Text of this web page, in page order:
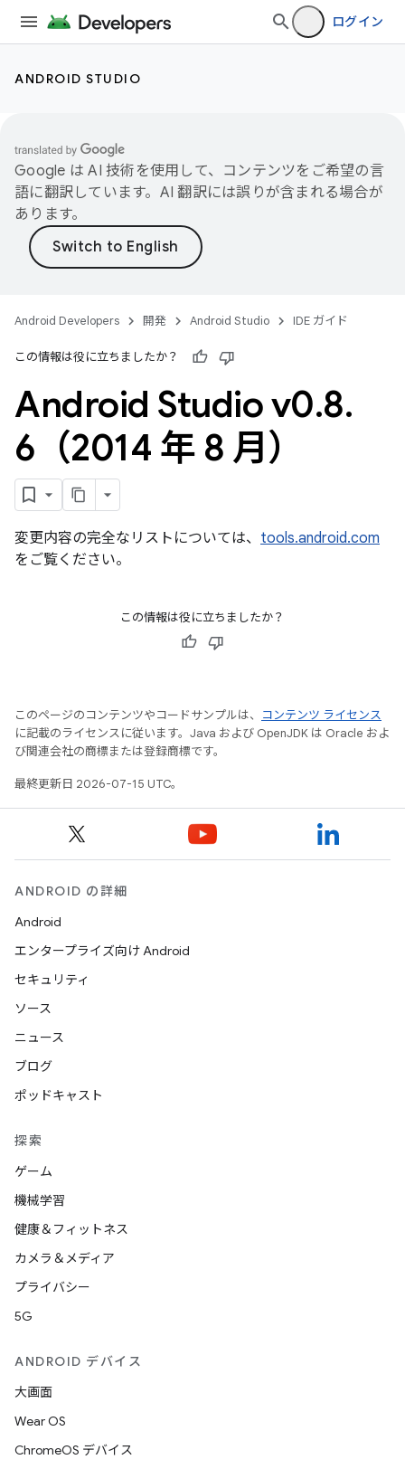
ログイン
ANDROID STUDIO
Google は AI 技術を使用して、コンテンツをご希望の言
語に翻訳しています。AI 翻訳には誤りが含まれる場合が
あります。
Android Developers 開発 Android Studio IDE ガイド
この情報は役に立ちましたか？
Android Studio v0.8.
6（2014 年 8 月）
変更内容の完全なリストについては、 tools.android.com
をご覧ください。
この情報は役に立ちましたか？
このページのコンテンツやコードサンプルは、
コンテンツ ライセンス
に記載のライセンスに従います。Java および OpenJDK は Oracle およ
び関連会社の商標または登録商標です。
最終更新日 2026-07-15 UTC。
ANDROID の詳細
Android
エンタープライズ向け Android
セキュリティ
ソース
ニュース
ブログ
ポッドキャスト
探索
ゲーム
機械学習
健康＆フィットネス
カメラ＆メディア
プライバシー
5G
ANDROID デバイス
大画面
Wear OS
ChromeOS デバイス